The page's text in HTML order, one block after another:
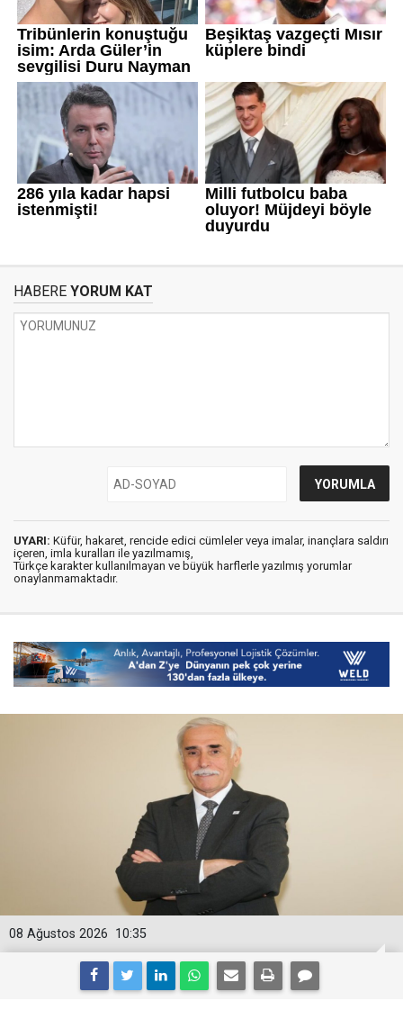
HABERE YORUM KAT
UYARI: Küfür, hakaret, rencide edici cümleler veya imalar, inançlara saldırı
içeren, imla kuralları ile yazılmamış,
Türkçe karakter kullanılmayan ve büyük harflerle yazılmış yorumlar
onaylanmamaktadır.
10:35
08 Ağustos 2026